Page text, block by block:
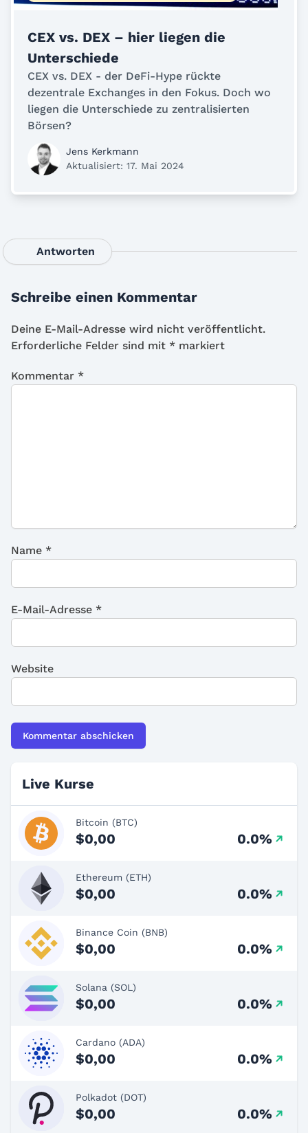
CEX vs. DEX – hier liegen die
Unterschiede
CEX vs. DEX - der DeFi-Hype rückte
dezentrale Exchanges in den Fokus. Doch wo
liegen die Unterschiede zu zentralisierten
Börsen?
Jens Kerkmann
Aktualisiert: 17. Mai 2024
Antworten
Schreibe einen Kommentar
Deine E-Mail-Adresse wird nicht veröffentlicht.
Erforderliche Felder sind mit * markiert
Kommentar *
Name *
E-Mail-Adresse *
Website
Live Kurse
Bitcoin (BTC)
$0,00 0.0%
Ethereum (ETH)
$0,00 0.0%
Binance Coin (BNB)
$0,00 0.0%
Solana (SOL)
$0,00 0.0%
Cardano (ADA)
$0,00 0.0%
Polkadot (DOT)
$0,00 0.0%